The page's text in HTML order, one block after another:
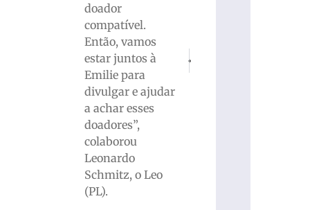
doador
compatível.
Então, vamos
estar juntos à
Emilie para
divulgar e ajudar
a achar esses
doadores”,
colaborou
Leonardo
Schmitz, o Leo
(PL).